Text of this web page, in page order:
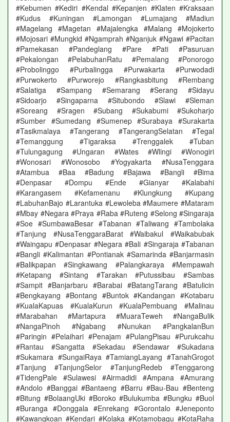
#Kebumen #Kediri #Kendal #Kepanjen #Klaten #Kraksaan
#Kudus #Kuningan #Lamongan #Lumajang #Madiun
#Magelang #Magetan #Majalengka #Malang #Mojokerto
#Mojosari #Mungkid #Ngamprah #Nganjuk #Ngawi #Pacitan
#Pamekasan #Pandeglang #Pare #Pati #Pasuruan
#Pekalongan #PelabuhanRatu #Pemalang #Ponorogo
#Probolinggo #Purbalingga #Purwakarta #Purwodadi
#Purwokerto #Purworejo #Rangkasbitung #Rembang
#Salatiga #Sampang #Semarang #Serang #Sidayu
#Sidoarjo #Singaparna #Situbondo #Slawi #Sleman
#Soreang #Sragen #Subang #Sukabumi #Sukoharjo
#Sumber #Sumedang #Sumenep #Surabaya #Surakarta
#Tasikmalaya #Tangerang #TangerangSelatan #Tegal
#Temanggung #Tigaraksa #Trenggalek #Tuban
#Tulungagung #Ungaran #Wates #Wlingi #Wonogiri
#Wonosari #Wonosobo #Yogyakarta #NusaTenggara
#Atambua #Baa #Badung #Bajawa #Bangli #Bima
#Denpasar #Dompu #Ende #Gianyar #Kalabahi
#Karangasem #Kefamenanu #Klungkung #Kupang
#LabuhanBajo #Larantuka #Lewoleba #Maumere #Mataram
#Mbay #Negara #Praya #Raba #Ruteng #Selong #Singaraja
#Soe #SumbawaBesar #Tabanan #Taliwang #Tambolaka
#Tanjung #NusaTenggaraBarat #Waibakul #Waikabubak
#Waingapu #Denpasar #Negara #Bali #Singaraja #Tabanan
#Bangli #Kalimantan #Pontianak #Samarinda #Banjarmasin
#Balikpapan #Singkawang #Palangkaraya #Mempawah
#Ketapang #Sintang #Tarakan #Putussibau #Sambas
#Sampit #Banjarbaru #Barabai #BatangTarang #Batulicin
#Bengkayang #Bontang #Buntok #Kandangan #Kotabaru
#KualaKapuas #KualaKurun #KualaPembuang #Malinau
#Marabahan #Martapura #MuaraTeweh #NangaBulik
#NangaPinoh #Ngabang #Nunukan #PangkalanBun
#Paringin #Pelaihari #Penajam #PulangPisau #Purukcahu
#Rantau #Sangatta #Sekadau #Sendawar #Sukadana
#Sukamara #SungaiRaya #TamiangLayang #TanahGrogot
#Tanjung #TanjungSelor #TanjungRedeb #Tenggarong
#TidengPale #Sulawesi #Airmadidi #Ampana #Amurang
#Andolo #Banggai #Bantaeng #Barru #Bau-Bau #Benteng
#Bitung #BolaangUki #Boroko #Bulukumba #Bungku #Buol
#Buranga #Donggala #Enrekang #Gorontalo #Jeneponto
#Kawangkoan #Kendari #Kolaka #Kotamobagu #KotaRaha